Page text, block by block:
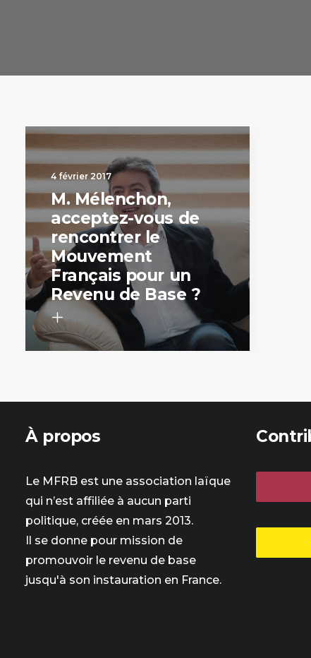
4 février 2017
M. Mélenchon,
acceptez-vous de
rencontrer le
Mouvement
Français pour un
Revenu de Base ?
À propos
Le MFRB est une association laïque
qui n’est affiliée à aucun parti
politique, créée en mars 2013.
Il se donne pour mission de
promouvoir le revenu de base
jusqu'à son instauration en France.